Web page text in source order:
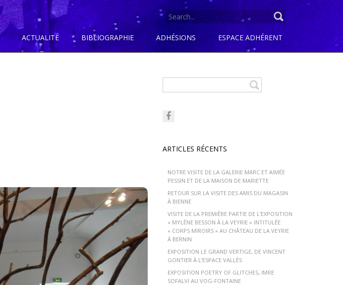
SEARCH
ACTUALITÉ BIBLIOGRAPHIE ADHÉSIONS ESPACE ADHÉRENT
ARTICLES RÉCENTS
NOTRE VISITE DE LA GALERIE MARC ET AIMÉE
PESSIN ET DE LA MAISON DE MARIETTE
RETOUR SUR LA VISITE DES AMIS DU MAGASIN
À BIENNE
VISITE DE LA PREMIÈRE PARTIE DE L’EXPOSITION
« MYLÈNE BESSON À LA VEYRIE » INTITULÉE
« CORPS MIROIRS » AU CHÂTEAU DE LA VEYRIE
À BERNIN
EXPOSITION LE GRAND VERTIGE, DE VINCENT
GONTIER À L’ESPACE VALLÈS
EXPOSITION POETRY OF GLITCHES, IMRE
SOFALVI AU VOG-FONTAINE